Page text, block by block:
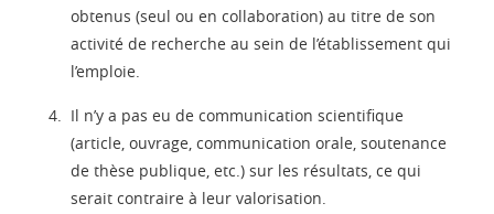
obtenus (seul ou en collaboration) au titre de son
activité de recherche au sein de l’établissement qui
l’emploie.
Il n’y a pas eu de communication scientifique
(article, ouvrage, communication orale, soutenance
de thèse publique, etc.) sur les résultats, ce qui
serait contraire à leur valorisation.